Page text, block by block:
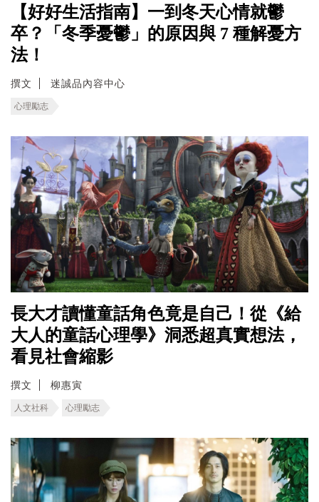
【好好生活指南】一到冬天心情就鬱
卒？「冬季憂鬱」的原因與 7 種解憂方
法！
撰文 迷誠品內容中心
心理勵志
長大才讀懂童話角色竟是自己！從《給
大人的童話心理學》洞悉超真實想法，
看見社會縮影
撰文 柳惠寅
人文社科 心理勵志